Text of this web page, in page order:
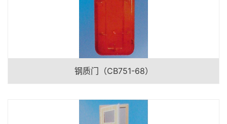
钢质门（CB751-68）